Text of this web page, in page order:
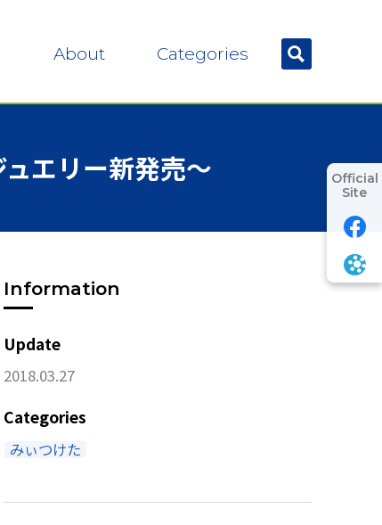
About Categories
エリー新発売～
Information
Update
2018.03.27
Categories
みぃつけた
Official
Site